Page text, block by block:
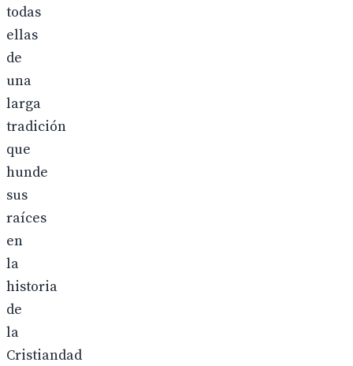
todas
ellas
de
una
larga
tradición
que
hunde
sus
raíces
en
la
historia
de
la
Cristiandad